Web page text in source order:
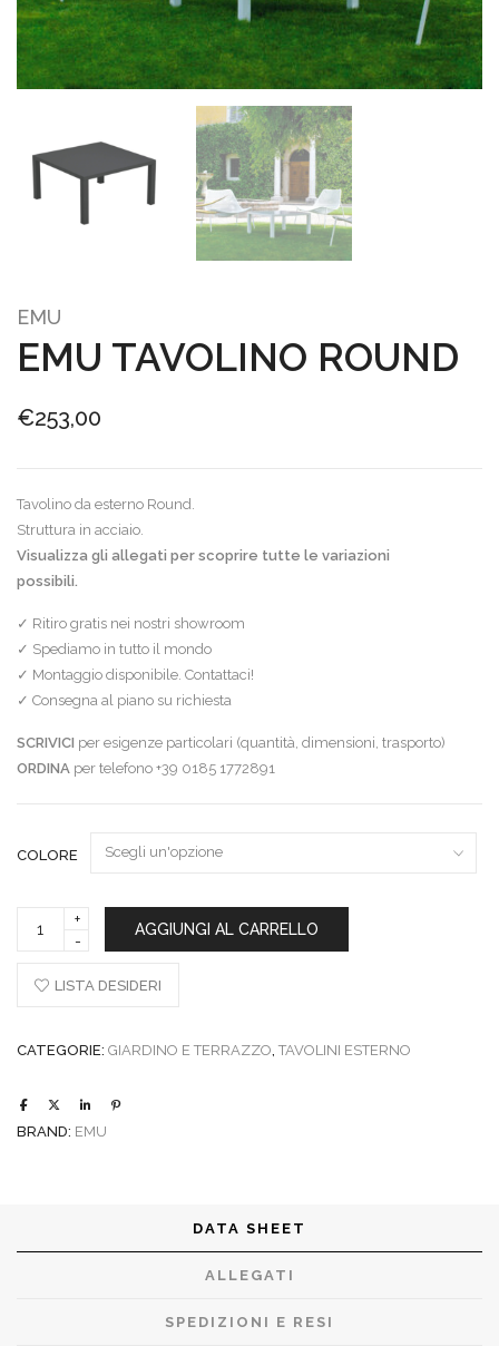
EMU
EMU TAVOLINO ROUND
€253,00
Tavolino da esterno Round.
Struttura in acciaio.
Visualizza gli allegati per scoprire tutte le variazioni
possibili.
✓ Ritiro gratis nei nostri showroom
✓ Spediamo in tutto il mondo
✓ Montaggio disponibile. Contattaci!
✓ Consegna al piano su richiesta
SCRIVICI per esigenze particolari (quantità, dimensioni, trasporto)
ORDINA per telefono +39 0185 1772891
COLORE
tavolino
AGGIUNGI AL CARRELLO
LISTA DESIDERI
CATEGORIE: GIARDINO E TERRAZZO, TAVOLINI ESTERNO
BRAND: EMU
DATA SHEET
ALLEGATI
SPEDIZIONI E RESI